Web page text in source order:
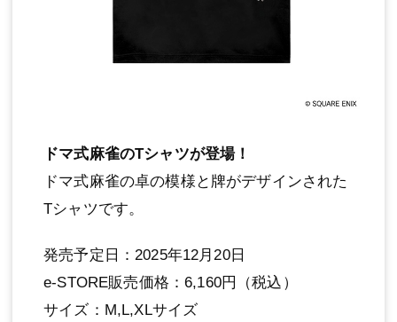
ドマ式麻雀のTシャツが登場！
ドマ式麻雀の卓の模様と牌がデザインされた
Tシャツです。
発売予定日：2025年12月20日
e-STORE販売価格：6,160円（税込）
サイズ：M,L,XLサイズ